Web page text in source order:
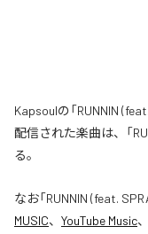
Kapsoulの「RUNNIN
配信された楽曲は、「
る。
なお「RUNNIN (feat.
MUSIC、 YouTube Music、